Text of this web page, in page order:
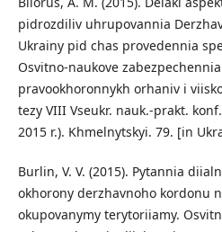
pidrozdiliv uhrupovannia
Ukrainy pid chas provedennia
Osvitno-naukove
pravookhoronnykh orhaniv i
tezy VIII Vseukr. nauk.-prakt.
2015 r.). Khmelnytskyi. 79. [in
Burlin, V. V. (2015). Pytannia
okhorony derzhavnoho kordonu
okupovanymy terytoriiamy.